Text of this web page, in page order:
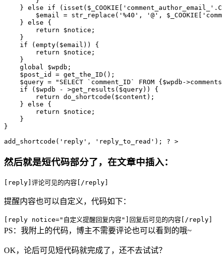
    }
else if ( isset ( $_COOKIE 'comment_author_email_'
$email = str_replace ( '%40' , '@' , $_COOKIE
    }
else {
return
$notice ;
    }
if ( empty( $email )) {
return
$notice ;
    }
global
$wpdb ;
$post_id
= get_the_ID ();
$query = "SELECT `comment_ID` FROM {$wpdb-
if ( $wpdb - >get_results ( $query)) {
return do_shortcode ( $content );
    }
else {
return
$notice ;
    }
}
add_shortcode ( 'reply' , 'reply_to_read' ); ? >
然后就是短代码部分了，在文章中插入：
[reply]评论可见的内容[/reply]
提醒内容也可以自定义，代码如下：
[reply notice="自定义提醒回复内容"]回复后可见的内容[/reply]
PS：我附上的代码，博主不需要评论也可以看到的哦~
OK，论后可见短代码就完成了，还不去试试？